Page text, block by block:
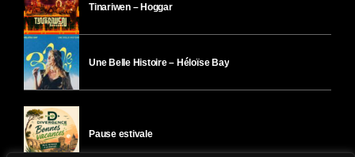
Tinariwen – Hoggar
Une Belle Histoire – Héloïse Bay
Pause estivale